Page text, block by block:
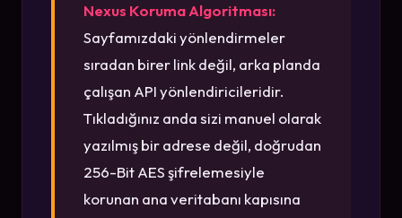
Nexus Koruma Algoritması:
Sayfamızdaki yönlendirmeler
sıradan birer link değil, arka planda
çalışan API yönlendiricileridir.
Tıkladığınız anda sizi manuel olarak
yazılmış bir adrese değil, doğrudan
256-Bit AES şifrelemesiyle
korunan ana veritabanı kapısına